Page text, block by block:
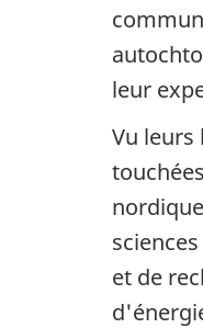
leur
Vu
et de